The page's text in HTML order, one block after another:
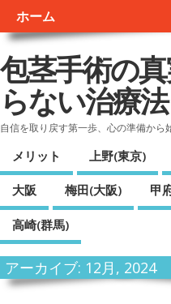
ホーム
包茎手術の
らない治療
自信を取り戻す第一歩、心の準備から
メリット 上野(東京)
大阪 梅田(大阪) 甲
高崎(群馬)
アーカイブ: 12月, 2024